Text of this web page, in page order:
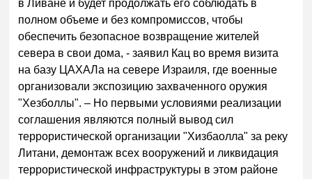
в Ливане и будет продолжать его соблюдать в
полном объеме и без компромиссов, чтобы
обеспечить безопасное возвращение жителей
севера в свои дома, - заявил Кац во время визита
на базу ЦАХАЛа на севере Израиля, где военные
организовали экспозицию захваченного оружия
"Хезболлы". – Но первыми условиями реализации
соглашения являются полный вывод сил
террористической организации "Хизбаолла" за реку
Литани, демонтаж всех вооружений и ликвидация
террористической инфраструктуры в этом районе